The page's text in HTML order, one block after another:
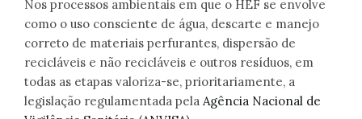
Nos processos ambientais em que o HEF se envolve
como o uso consciente de água, descarte e manejo
correto de materiais perfurantes, dispersão de
recicláveis e não recicláveis e outros resíduos, em
todas as etapas valoriza-se, prioritariamente, a
legislação regulamentada pela Agência Nacional de